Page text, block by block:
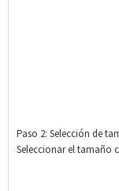
Paso 2: Selección de
Seleccionar el tamaño